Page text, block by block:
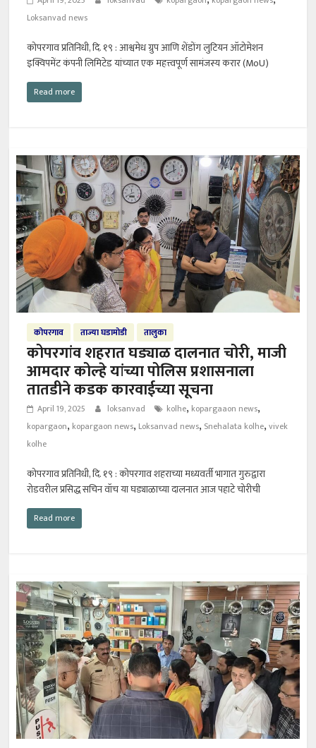
Loksanvad news
कोपरगाव प्रतिनिधी, दि. १९ : आश्वमेध ग्रुप आणि शेंडोंग लुटियन ऑटोमेशन
इक्विपमेंट कंपनी लिमिटेड यांच्यात एक महत्त्वपूर्ण सामंजस्य करार (MoU)
Read more
कोपरगाव ताज्या घडामोडी तालुका
कोपरगांव शहरात घड्याळ दालनात चोरी, माजी
आमदार कोल्हे यांच्या पोलिस प्रशासनाला
तातडीने कडक कारवाईच्या सूचना
April 19, 2025 loksanvad kolhe, kopargaaon news,
kopargaon, kopargaon news, Loksanvad news, Snehalata kolhe,vivek
kolhe
कोपरगाव प्रतिनिधी, दि. १९ : कोपरगाव शहराच्या मध्यवर्ती भागात गुरुद्वारा
रोडवरील प्रसिद्ध सचिन वॉच या घड्याळाच्या दालनात आज पहाटे चोरीची
Read more